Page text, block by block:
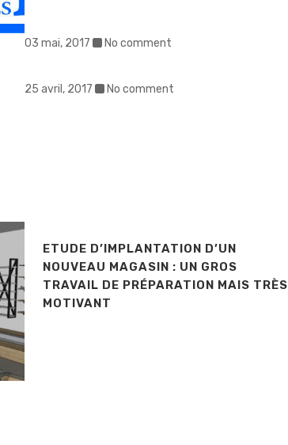
03 mai, 2017 No comment
25 avril, 2017 No comment
ETUDE D’IMPLANTATION D’UN
NOUVEAU MAGASIN : UN GROS
TRAVAIL DE PRÉPARATION MAIS TRÈS
MOTIVANT